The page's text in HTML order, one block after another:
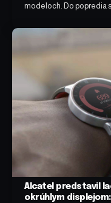
modeloch. Do popredia
Alcatel predstavil
okrúhlym